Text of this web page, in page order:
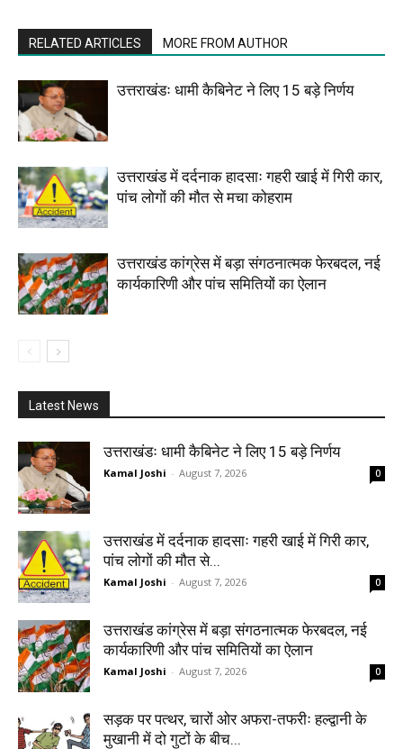
RELATED ARTICLES MORE FROM AUTHOR
उत्तराखंडः धामी कैबिनेट ने लिए 15 बड़े निर्णय
उत्तराखंड में दर्दनाक हादसाः गहरी खाई में गिरी कार,
पांच लोगों की मौत से मचा कोहराम
उत्तराखंड कांग्रेस में बड़ा संगठनात्मक फेरबदल, नई
कार्यकारिणी और पांच समितियों का ऐलान
Latest News
उत्तराखंडः धामी कैबिनेट ने लिए 15 बड़े निर्णय
Kamal Joshi - August 7, 2026 0
उत्तराखंड में दर्दनाक हादसाः गहरी खाई में गिरी कार,
पांच लोगों की मौत से...
Kamal Joshi - August 7, 2026 0
उत्तराखंड कांग्रेस में बड़ा संगठनात्मक फेरबदल, नई
कार्यकारिणी और पांच समितियों का ऐलान
Kamal Joshi - August 7, 2026 0
सड़क पर पत्थर, चारों ओर अफरा-तफरीः हल्द्वानी के
मुखानी में दो गुटों के बीच...